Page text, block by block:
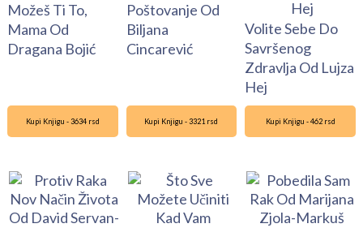
Možeš Ti To,
Mama Od
Dragana Bojić
Poštovanje Od
Biljana
Cincarević
Volite Sebe Do
Savršenog
Zdravlja Od Lujza
Hej
Kupi Knjigu - 3634 rsd Kupi Knjigu - 3321 rsd Kupi Knjigu - 462 rsd